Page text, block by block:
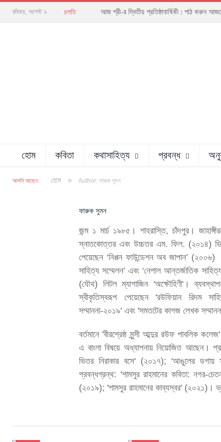
রবিবার, আগস্ট ৯ চলতি আজ শ্রী-র দ্বিতীয় প্রতিষ্ঠাবার্ষিকী : পাঠ করুন
হোম কবিতা কথাসাহিত্য প্রবন্ধ
আপনি আছেন : হোম » Author: ফারুক সুমন
ফারুক সুমন
জন্ম ১ মার্চ ১৯৮৫। শাহরাস্তি, চাঁদপুর।
স্নাতকোত্তর এবং উচ্চতর এম. ফিল. (২০১৪)
পেয়েছেন ‘নিপ্পন ফাউন্ডেশন অব জাপান’ (২০০৬)
সাহিত্য সম্মেলন' এবং ‘নেপাল আন্তর্জাতিক
(যৌথ) লিটল ম্যাগাজিন 'অক্ষৌহিণী'।
স্বীকৃতিস্বরূপ পেয়েছেন 'রউফিয়ান রিদম
সম্মাননা-২০১৯' এবং 'সমতটের কাগজ লেখক
বর্তমানে 'বীরশ্রেষ্ঠ মুন্সী আব্দুর রউফ পাবলিক
এ বাংলা বিষয়ে অধ্যাপনায় নিয়োজিত আছেন।
ভিতর নিরাকার বসে' (২০১৭); 'আঙুলের ডগায়
প্রবন্ধগ্রন্থ: 'শামসুর রাহমানের কবিতা: নগর-
(২০১৯); 'শামসুর রাহমানের কাব্যস্বর'